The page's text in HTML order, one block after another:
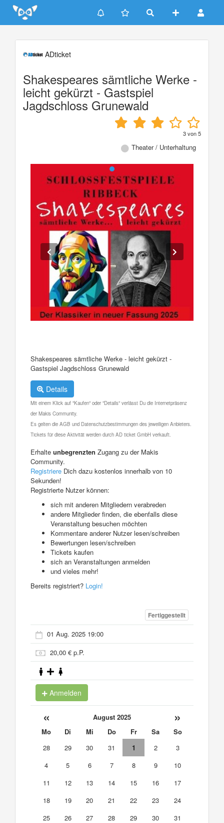
Update cookies preferences
ADticket
Shakespeares sämtliche Werke -
leicht gekürzt - Gastspiel
Jagdschloss Grunewald
3von5
Theater / Unterhaltung
Shakespeares sämtliche Werke - leicht gekürzt -
Gastspiel Jagdschloss Grunewald
Details
Mit einem Klick auf "Kaufen" oder "Details" verlässt Du die Internetpräsenz
der Makis Community.
Es gelten die AGB und Datenschutzbestimmungen des jeweiligen Anbieters.
Tickets für diese Aktivität werden durch AD ticket GmbH verkauft.
Erhalte unbegrenzten Zugang zu der Makis
Community.
Registriere Dich dazu kostenlos innerhalb von 10
Sekunden!
Registrierte Nutzer können:
sich mit anderen Mitgliedern verabreden
andere Mitglieder finden, die ebenfalls diese
Veranstaltung besuchen möchten
Kommentare anderer Nutzer lesen/schreiben
Bewertungen lesen/schreiben
Tickets kaufen
sich an Veranstaltungen anmelden
und vieles mehr!
Bereits registriert? Login!
Fertiggestellt
01 Aug. 2025 19:00
20,00 € p.P.
Anmelden
« August 2025 »
Mo Di Mi Do Fr Sa
So
28
29 30 31 1 2
3
4
5 6 7 8 9
10
11
12 13 14 15 16
17
18
19 20 21 22 23
24
25
26 27 28 29 30
31